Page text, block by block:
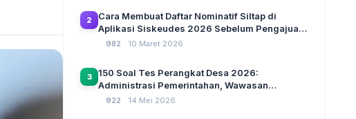
2
Cara Membuat Daftar Nominatif Siltap di
Aplikasi Siskeudes 2026 Sebelum Pengajuan
SPP Pencairan Dana Desa
982 10 Maret 2026
3
150 Soal Tes Perangkat Desa 2026:
Administrasi Pemerintahan, Wawasan
Kebangsaan, dan Komputer Beserta Jawaban
922 14 Mei 2026